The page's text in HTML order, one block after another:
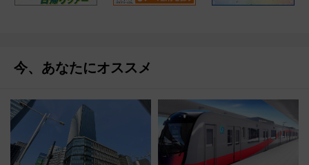
今、あなたにオススメ